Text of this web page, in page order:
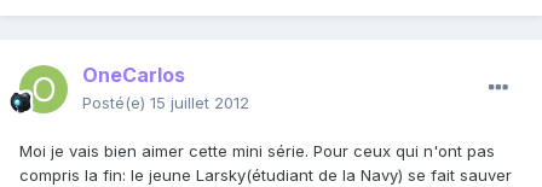
OneCarlos
Posté(e) 15 juillet 2012
Moi je vais bien aimer cette mini série. Pour ceux qui n'ont pas
compris la fin: le jeune Larsky(étudiant de la Navy) se fait sauver